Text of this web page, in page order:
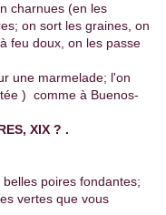
charnues (en les
on sort les graines, on
feu doux, on les passe
une marmelade; l'on
) comme à Buenos-
XIX ? .
poires fondantes;
vertes que vous